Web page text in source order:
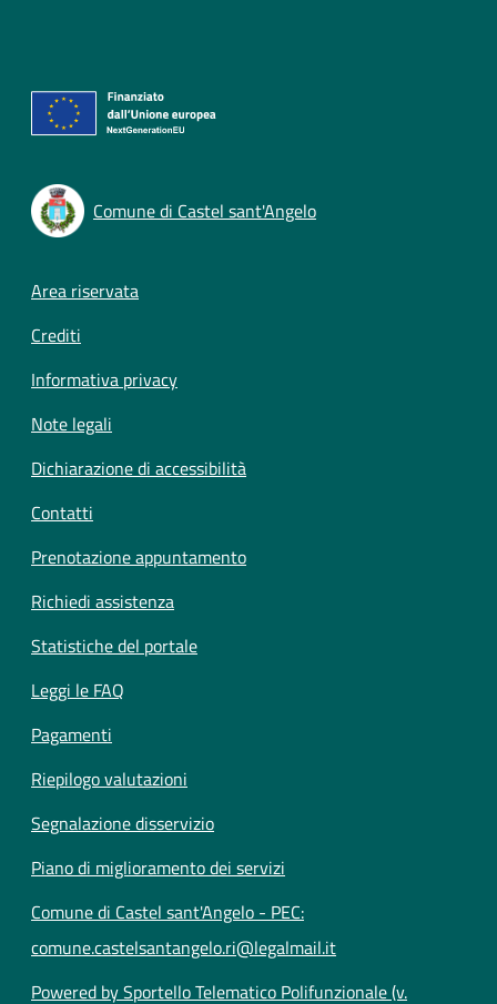
Comune di Castel sant'Angelo
Footer menu
Area riservata
Crediti
Informativa privacy
Note legali
Dichiarazione di accessibilità
Contatti
Prenotazione appuntamento
Richiedi assistenza
Statistiche del portale
Leggi le FAQ
Pagamenti
Riepilogo valutazioni
Segnalazione disservizio
Piano di miglioramento dei servizi
Comune di Castel sant'Angelo - PEC:
comune.castelsantangelo.ri@legalmail.it
Powered by Sportello Telematico Polifunzionale (v.